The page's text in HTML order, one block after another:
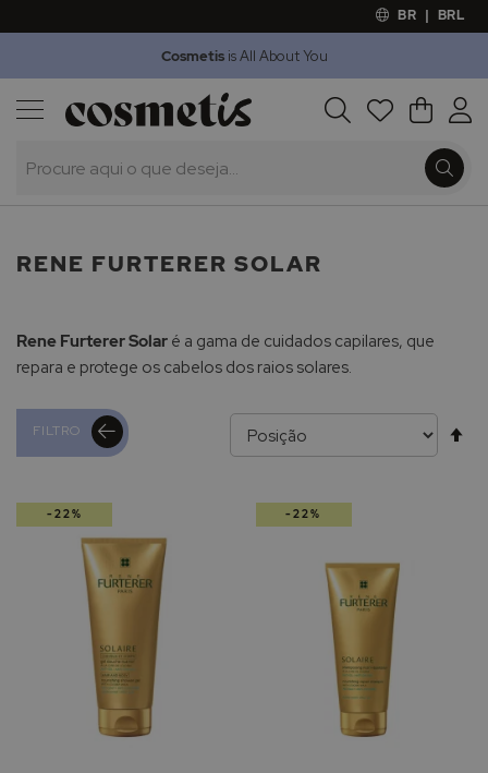
BR | BRL
Cosmetisis All About You
Procura O Meu
Outlet
RENE FURTERER SOLAR
Rene Furterer Solar é a gama de cuidados capilares, que
repara e protege os cabelos dos raios solares.
FILTRO
-22% -22%